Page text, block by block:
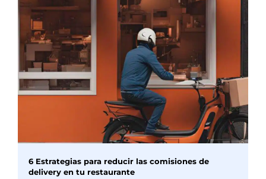
6 Estrategias para reducir las comisiones de
delivery en tu restaurante